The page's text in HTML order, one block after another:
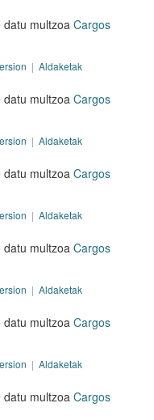
datu multzoa Cargos
| Aldaketak
datu multzoa Cargos
| Aldaketak
datu multzoa Cargos
| Aldaketak
datu multzoa Cargos
| Aldaketak
datu multzoa Cargos
| Aldaketak
datu multzoa Cargos